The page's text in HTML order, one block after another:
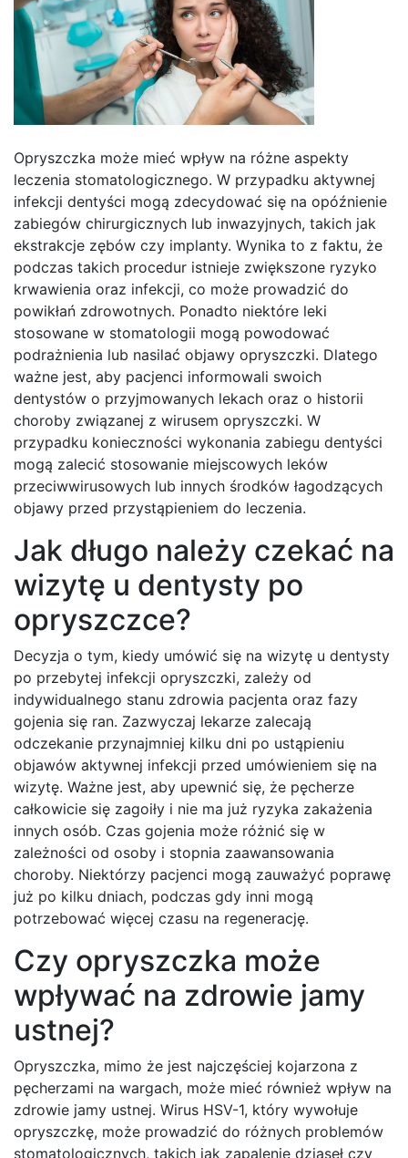
Opryszczka może mieć wpływ na różne aspekty
leczenia stomatologicznego. W przypadku aktywnej
infekcji dentyści mogą zdecydować się na opóźnienie
zabiegów chirurgicznych lub inwazyjnych, takich jak
ekstrakcje zębów czy implanty. Wynika to z faktu, że
podczas takich procedur istnieje zwiększone ryzyko
krwawienia oraz infekcji, co może prowadzić do
powikłań zdrowotnych. Ponadto niektóre leki
stosowane w stomatologii mogą powodować
podrażnienia lub nasilać objawy opryszczki. Dlatego
ważne jest, aby pacjenci informowali swoich
dentystów o przyjmowanych lekach oraz o historii
choroby związanej z wirusem opryszczki. W
przypadku konieczności wykonania zabiegu dentyści
mogą zalecić stosowanie miejscowych leków
przeciwwirusowych lub innych środków łagodzących
objawy przed przystąpieniem do leczenia.
Jak długo należy czekać na
wizytę u dentysty po
opryszczce?
Decyzja o tym, kiedy umówić się na wizytę u dentysty
po przebytej infekcji opryszczki, zależy od
indywidualnego stanu zdrowia pacjenta oraz fazy
gojenia się ran. Zazwyczaj lekarze zalecają
odczekanie przynajmniej kilku dni po ustąpieniu
objawów aktywnej infekcji przed umówieniem się na
wizytę. Ważne jest, aby upewnić się, że pęcherze
całkowicie się zagoiły i nie ma już ryzyka zakażenia
innych osób. Czas gojenia może różnić się w
zależności od osoby i stopnia zaawansowania
choroby. Niektórzy pacjenci mogą zauważyć poprawę
już po kilku dniach, podczas gdy inni mogą
potrzebować więcej czasu na regenerację.
Czy opryszczka może
wpływać na zdrowie jamy
ustnej?
Opryszczka, mimo że jest najczęściej kojarzona z
pęcherzami na wargach, może mieć również wpływ na
zdrowie jamy ustnej. Wirus HSV-1, który wywołuje
opryszczkę, może prowadzić do różnych problemów
stomatologicznych, takich jak zapalenie dziąseł czy